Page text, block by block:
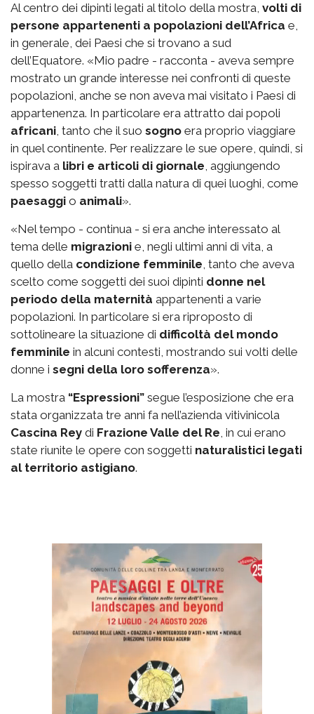
Al centro dei dipinti legati al titolo della mostra, volti di
persone appartenenti a popolazioni dell’Africa e,
in generale, dei Paesi che si trovano a sud
dell’Equatore. «Mio padre - racconta - aveva sempre
mostrato un grande interesse nei confronti di queste
popolazioni, anche se non aveva mai visitato i Paesi di
appartenenza. In particolare era attratto dai popoli
africani, tanto che il suo sogno era proprio viaggiare
in quel continente. Per realizzare le sue opere, quindi, si
ispirava a libri e articoli di giornale, aggiungendo
spesso soggetti tratti dalla natura di quei luoghi, come
paesaggi o animali».
«Nel tempo - continua - si era anche interessato al
tema delle migrazioni e, negli ultimi anni di vita, a
quello della condizione femminile, tanto che aveva
scelto come soggetti dei suoi dipinti donne nel
periodo della maternità appartenenti a varie
popolazioni. In particolare si era riproposto di
sottolineare la situazione di difficoltà del mondo
femminile in alcuni contesti, mostrando sui volti delle
donne i segni della loro sofferenza».
La mostra “Espressioni” segue l’esposizione che era
stata organizzata tre anni fa nell’azienda vitivinicola
Cascina Rey di Frazione Valle del Re, in cui erano
state riunite le opere con soggetti naturalistici legati
al territorio astigiano.